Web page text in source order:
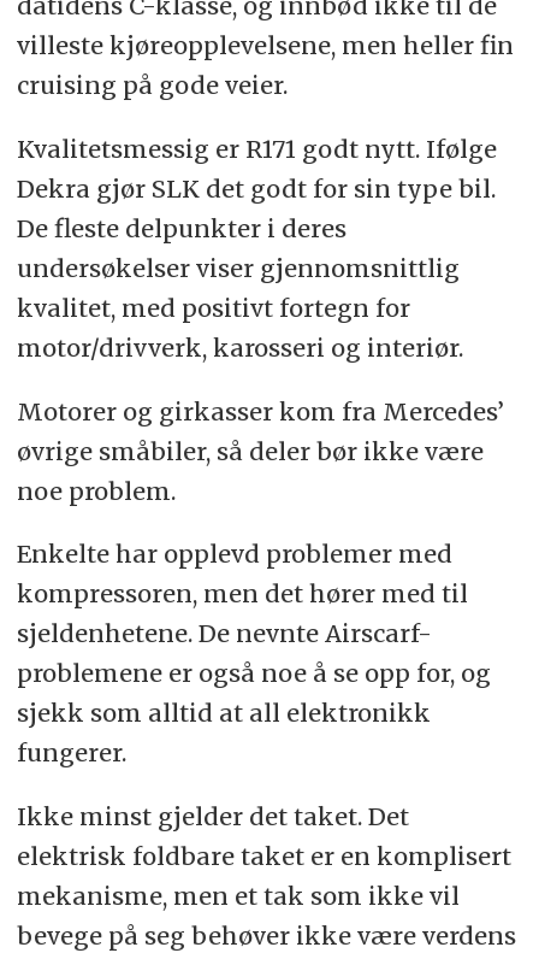
villeste kjøreopplevelsene, men heller fin
cruising på gode veier.
Kvalitetsmessig er R171 godt nytt. Ifølge
Dekra gjør SLK det godt for sin type bil.
De fleste delpunkter i deres
undersøkelser viser gjennomsnittlig
kvalitet, med positivt fortegn for
motor/drivverk, karosseri og interiør.
Motorer og girkasser kom fra Mercedes’
øvrige småbiler, så deler bør ikke være
noe problem.
Enkelte har opplevd problemer med
kompressoren, men det hører med til
sjeldenhetene. De nevnte Airscarf-
problemene er også noe å se opp for, og
sjekk som alltid at all elektronikk
fungerer.
Ikke minst gjelder det taket. Det
elektrisk foldbare taket er en komplisert
mekanisme, men et tak som ikke vil
bevege på seg behøver ikke være verdens